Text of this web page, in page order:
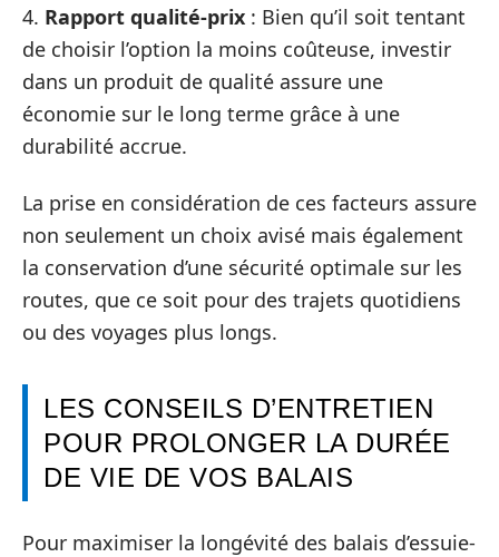
4. Rapport qualité-prix : Bien qu’il soit tentant
de choisir l’option la moins coûteuse, investir
dans un produit de qualité assure une
économie sur le long terme grâce à une
durabilité accrue.
La prise en considération de ces facteurs assure
non seulement un choix avisé mais également
la conservation d’une sécurité optimale sur les
routes, que ce soit pour des trajets quotidiens
ou des voyages plus longs.
LES CONSEILS D’ENTRETIEN
POUR PROLONGER LA DURÉE
DE VIE DE VOS BALAIS
Pour maximiser la longévité des balais d’essuie-